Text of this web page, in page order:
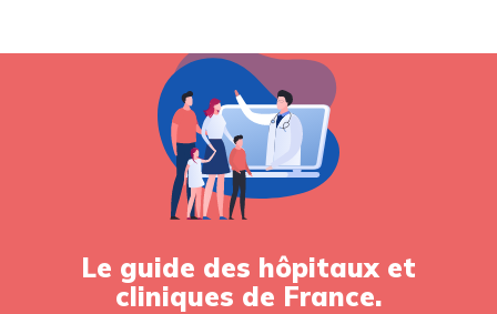
Le guide des hôpitaux et
cliniques de France.